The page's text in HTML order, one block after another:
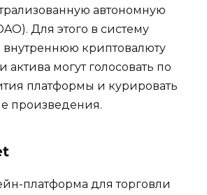
автономную
Для этого в систему
внутреннюю криптовалюту
актива могут голосовать по
платформы и курировать
произведения.
платформа для торговли